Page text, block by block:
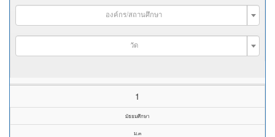
องค์กร/สถานศึกษา
วัด
1
มัธยมศึกษา
ม.๓